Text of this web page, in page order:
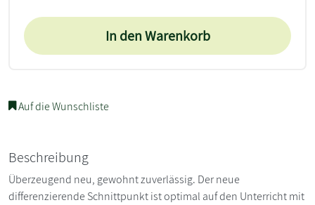
In den Warenkorb
Auf die Wunschliste
Beschreibung
Überzeugend neu, gewohnt zuverlässig. Der neue
differenzierende Schnittpunkt ist optimal auf den Unterricht mit